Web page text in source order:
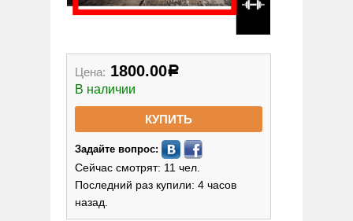
Цена: 1800.00Р
В наличии
КУПИТЬ
Задайте вопрос:
Сейчас смотрят: 11 чел.
Последний раз купили: 4 часов
назад.